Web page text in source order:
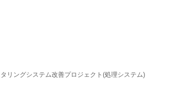
ングシステム改善プロジェクト(処理システム)